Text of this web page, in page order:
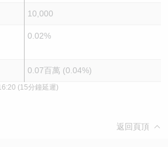
10,000
0.02%
0.07百萬 (0.04%)
(15分鐘延遲)
返回頁頂